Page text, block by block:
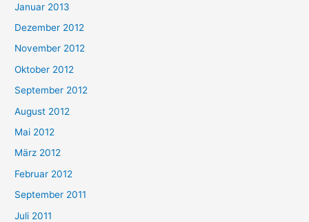
Januar 2013
Dezember 2012
November 2012
Oktober 2012
September 2012
August 2012
Mai 2012
März 2012
Februar 2012
September 2011
Juli 2011